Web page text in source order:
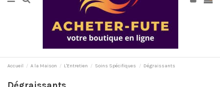
Accueil A la Maison L'Entretien Soins Spécifiques Dégraissants